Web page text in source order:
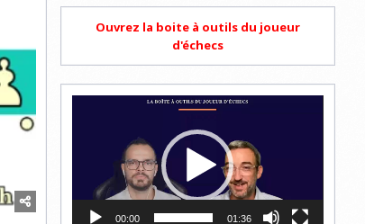
Ouvrez la boite à outils du joueur
d'échecs
00:00 01:36